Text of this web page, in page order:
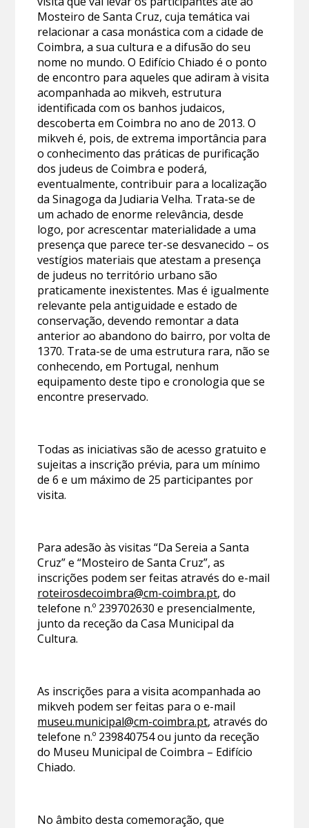
Mosteiro de Santa Cruz, cuja temática vai
relacionar a casa monástica com a cidade de
Coimbra, a sua cultura e a difusão do seu
nome no mundo. O Edifício Chiado é o ponto
de encontro para aqueles que adiram à visita
acompanhada ao mikveh, estrutura
identificada com os banhos judaicos,
descoberta em Coimbra no ano de 2013. O
mikveh é, pois, de extrema importância para
o conhecimento das práticas de purificação
dos judeus de Coimbra e poderá,
eventualmente, contribuir para a localização
da Sinagoga da Judiaria Velha. Trata-se de
um achado de enorme relevância, desde
logo, por acrescentar materialidade a uma
presença que parece ter-se desvanecido – os
vestígios materiais que atestam a presença
de judeus no território urbano são
praticamente inexistentes. Mas é igualmente
relevante pela antiguidade e estado de
conservação, devendo remontar a data
anterior ao abandono do bairro, por volta de
1370. Trata-se de uma estrutura rara, não se
conhecendo, em Portugal, nenhum
equipamento deste tipo e cronologia que se
encontre preservado.
Todas as iniciativas são de acesso gratuito e
sujeitas a inscrição prévia, para um mínimo
de 6 e um máximo de 25 participantes por
visita.
Para adesão às visitas “Da Sereia a Santa
Cruz” e “Mosteiro de Santa Cruz”, as
inscrições podem ser feitas através do e-mail
roteirosdecoimbra@cm-coimbra.pt, do
telefone n.º 239702630 e presencialmente,
junto da receção da Casa Municipal da
Cultura.
As inscrições para a visita acompanhada ao
mikveh podem ser feitas para o e-mail
museu.municipal@cm-coimbra.pt, através do
telefone n.º 239840754 ou junto da receção
do Museu Municipal de Coimbra – Edifício
Chiado.
No âmbito desta comemoração, que